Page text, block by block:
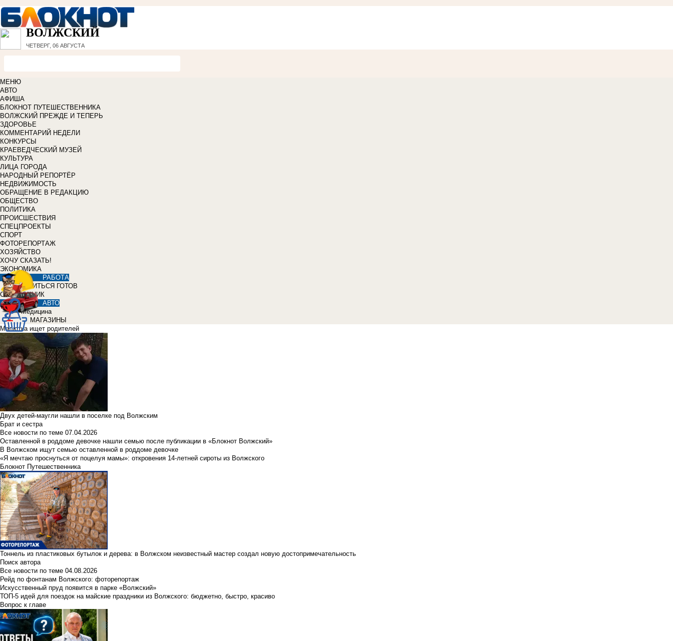
ВОЛЖСКИЙ
ЧЕТВЕРГ, 06 АВГУСТА
МЕНЮ
АВТО
АФИША
БЛОКНОТ ПУТЕШЕСТВЕННИКА
ВОЛЖСКИЙ ПРЕЖДЕ И ТЕПЕРЬ
ЗДОРОВЬЕ
КОММЕНТАРИЙ НЕДЕЛИ
КОНКУРСЫ
КРАЕВЕДЧЕСКИЙ МУЗЕЙ
КУЛЬТУРА
ЛИЦА ГОРОДА
НАРОДНЫЙ РЕПОРТЁР
НЕДВИЖИМОСТЬ
ОБРАЩЕНИЕ В РЕДАКЦИЮ
ОБЩЕСТВО
ПОЛИТИКА
ПРОИСШЕСТВИЯ
СПЕЦПРОЕКТЫ
СПОРТ
ФОТОРЕПОРТАЖ
ХОЗЯЙСТВО
ХОЧУ СКАЗАТЬ!
ЭКОНОМИКА
РАБОТА
УЧИТЬСЯ ГОТОВ
СПРАВОЧНИК
АВТО
Медицина
МАГАЗИНЫ
Малютка ищет родителей
Двух детей-маугли нашли в поселке под Волжским
Брат и сестра
Все новости по теме 07.04.2026
Оставленной в роддоме девочке нашли семью после публикации в «Блокнот Волжский»
В Волжском ищут семью оставленной в роддоме девочке
«Я мечтаю проснуться от поцелуя мамы»: откровения 14-летней сироты из Волжского
Блокнот Путешественника
Тоннель из пластиковых бутылок и дерева: в Волжском неизвестный мастер создал новую достопримечательность
Поиск автора
Все новости по теме 04.08.2026
Рейд по фонтанам Волжского: фоторепортаж
Искусственный пруд появится в парке «Волжский»
ТОП-5 идей для поездок на майские праздники из Волжского: бюджетно, быстро, красиво
Вопрос к главе